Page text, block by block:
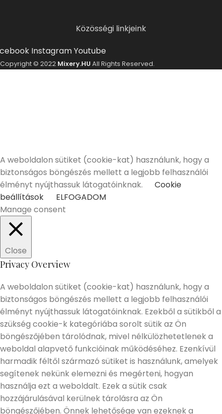
Közösségi linkjeink
InstagramYoutube
Copyright © 2022 Mixery.HU All Rights Reserved.
A weboldalon sütiket (cookie-kat) használunk, hogy a
biztonságos böngészés mellett a legjobb felhasználói
élményt nyújthassuk látogatóinknak.
Cookie
beállítások
ELFOGADOM
Manage consent
Close
Privacy Overview
A weboldalon sütiket (cookie-kat) használunk, hogy a
biztonságos böngészés mellett a legjobb felhasználói
élményt nyújthassuk látogatóinknak. Ezekből a sütikből a
szükség cookie-k kategóriába sorolt sütik az Ön
böngészőjében tárolódnak, mivel nélkülözhetetlenek a
weboldal alapvető funkcióinak működéséhez. Ezenkívül
harmadik féltől származó sütiket is használunk, amelyek
segítenek nekünk elemezni és megérteni, hogyan
használja ezt a weboldalt. Ezek a sütik csak
hozzájárulásával kerülnek tárolásra az Ön
böngészőjében. Önnek lehetősége van ezeknek a